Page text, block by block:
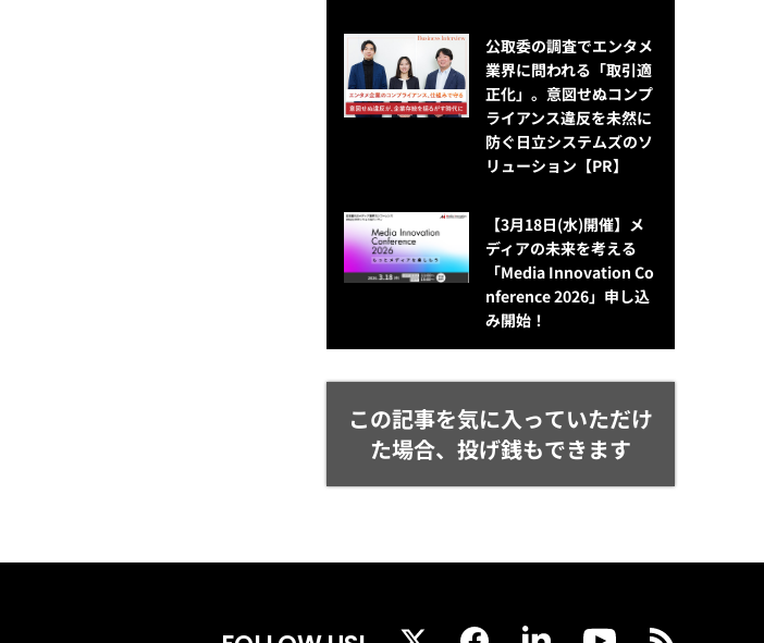
公​​取委の調査でエンタメ
業界に問われる「取引適
正化」。意図せぬコンプ
ライアンス違反を未然に
防ぐ日立システムズのソ
リューション​【PR】
【3月18日(水)開催】メ
ディアの未来を考える
「Media Innovation Co
nference 2026」申し込
み開始！
この記事を気に入っていただけ
た場合、投げ銭もできます